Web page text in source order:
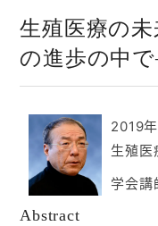
学会講師紹介
年次大会・イベン
生殖医療の
の進歩の中
2019
生殖医
学会講
Abstract